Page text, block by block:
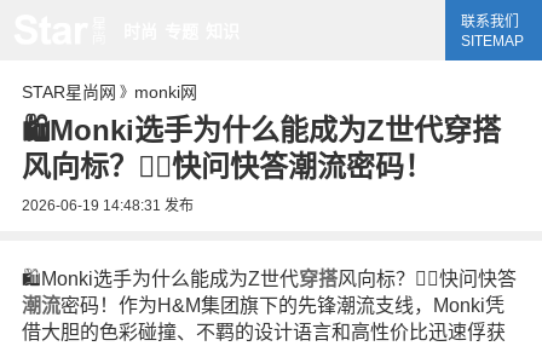
联系我们
SITEMAP
STAR星尚网 》 monki网
🛍️Monki选手为什么能成为Z世代穿搭
风向标？👯‍♀️快问快答潮流密码！
2026-06-19 14:48:31 发布
🛍️Monki选手为什么能成为Z世代穿搭风向标？👯‍♀️快问快答
潮流密码！作为H&M集团旗下的先锋潮流支线，Monki凭
借大胆的色彩碰撞、不羁的设计语言和高性价比迅速俘获